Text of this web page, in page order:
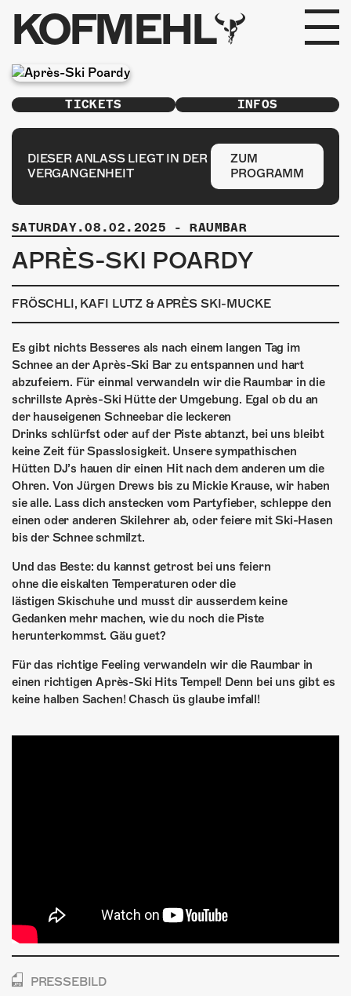
KOFMEHL
PROGRAMM
FABRIKGEFLÜSTER
GALERIE
FOTOGALERIE
PHOTOMAT
INFOS
KONTAKT
ÜBER UNS
GÖNNEREI
SHOP
MITMACHEN
TICKETS INFOS
DIESER ANLASS LIEGT IN DER
VERGANGENHEIT
ZUM
PROGRAMM
SATURDAY.08.02.2025 - RAUMBAR
APRÈS-SKI POARDY
FRÖSCHLI, KAFI LUTZ & APRÈS SKI-MUCKE
Es gibt nichts Besseres als nach einem langen Tag im
Schnee an der Après-Ski Bar zu entspannen und hart
abzufeiern. Für einmal verwandeln wir die Raumbar in die
schrillste Après-Ski Hütte der Umgebung. Egal ob du an
der hauseigenen Schneebar die leckeren
Drinks schlürfst oder auf der Piste abtanzt, bei uns bleibt
keine Zeit für Spasslosigkeit. Unsere sympathischen
Hütten DJ’s hauen dir einen Hit nach dem anderen um die
Ohren. Von Jürgen Drews bis zu Mickie Krause, wir haben
sie alle. Lass dich anstecken vom Partyfieber, schleppe den
einen oder anderen Skilehrer ab, oder feiere mit Ski-Hasen
bis der Schnee schmilzt.
Und das Beste: du kannst getrost bei uns feiern
ohne die eiskalten Temperaturen oder die
lästigen Skischuhe und musst dir ausserdem keine
Gedanken mehr machen, wie du noch die Piste
herunterkommst. Gäu guet?
Für das richtige Feeling verwandeln wir die Raumbar in
einen richtigen Après-Ski Hits Tempel! Denn bei uns gibt es
keine halben Sachen! Chasch üs glaube imfall!
PRESSEBILD